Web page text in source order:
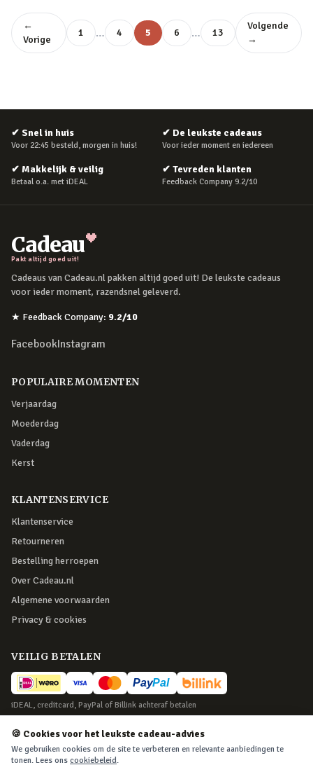
←
Vorige
1 … 4 5 6 … 13
Volgende
→
✔ Snel in huis
Voor 22:45 besteld, morgen in huis!
✔ De leukste cadeaus
Voor ieder moment en iedereen
✔ Makkelijk & veilig
Betaal o.a. met iDEAL
✔ Tevreden klanten
Feedback Company 9.2/10
Cadeau
Pakt altijd goed uit!
Cadeaus van Cadeau.nl pakken altijd goed uit! De leukste cadeaus
voor ieder moment, razendsnel geleverd.
★ Feedback Company: 9.2/10
FacebookInstagram
POPULAIRE MOMENTEN
Verjaardag
Moederdag
Vaderdag
Kerst
KLANTENSERVICE
Klantenservice
Retourneren
Bestelling herroepen
Over Cadeau.nl
Algemene voorwaarden
Privacy & cookies
VEILIG BETALEN
iDEAL, creditcard, PayPal of Billink achteraf betalen
BEZORGING
Voor 22:45 besteld, morgen in huis. Tot 365 dagen retourneren.
🍪 Cookies voor het leukste cadeau-advies
We gebruiken cookies om de site te verbeteren en relevante aanbiedingen te
tonen. Lees ons cookiebeleid.